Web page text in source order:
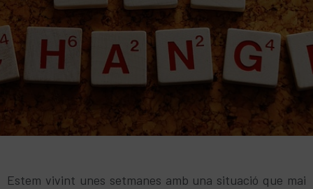
Estem vivint unes setmanes amb una situació que mai